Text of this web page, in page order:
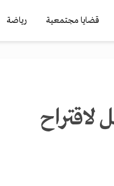
قضايا مجتمعية رياضة
لاقتراح